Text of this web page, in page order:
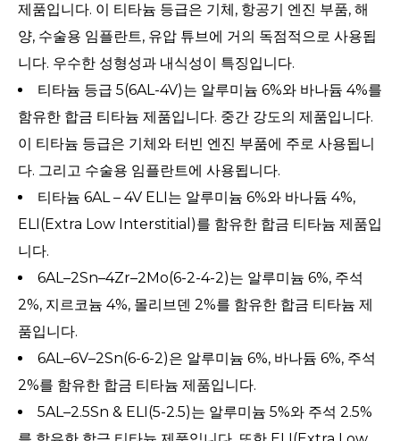
제품입니다. 이 티타늄 등급은 기체, 항공기 엔진 부품, 해
양, 수술용 임플란트, 유압 튜브에 거의 독점적으로 사용됩
니다. 우수한 성형성과 내식성이 특징입니다.
티타늄 등급 5(6AL-4V)는 알루미늄 6%와 바나듐 4%를
함유한 합금 티타늄 제품입니다. 중간 강도의 제품입니다.
이 티타늄 등급은 기체와 터빈 엔진 부품에 주로 사용됩니
다. 그리고 수술용 임플란트에 사용됩니다.
티타늄 6AL – 4V ELI는 알루미늄 6%와 바나듐 4%,
ELI(Extra Low Interstitial)를 함유한 합금 티타늄 제품입
니다.
6AL–2Sn–4Zr–2Mo(6-2-4-2)는 알루미늄 6%, 주석
2%, 지르코늄 4%, 몰리브덴 2%를 함유한 합금 티타늄 제
품입니다.
6AL–6V–2Sn(6-6-2)은 알루미늄 6%, 바나듐 6%, 주석
2%를 함유한 합금 티타늄 제품입니다.
5AL–2.5Sn & ELI(5-2.5)는 알루미늄 5%와 주석 2.5%